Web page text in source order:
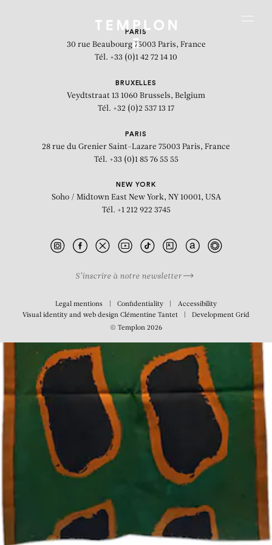
Sans titre n°065
PARIS
30 rue Beaubourg 75003 Paris, France
Tél. +33 (0)1 42 72 14 10
BRUXELLES
Veydtstraat 13 1060 Brussels, Belgium
Tél. +32 (0)2 537 13 17
PARIS
28 rue du Grenier Saint-Lazare 75003 Paris, France
Tél. +33 (0)1 85 76 55 55
NEW YORK
Soho / Midtown East New York, NY 10001, USA
Tél. +1 212 922 3745
S’inscrire à notre newsletter
Legal mentions Confidentiality
Accessibility
Visual identity and web design Clémentine Tantet DevelopmentGrid
© Templon 2026